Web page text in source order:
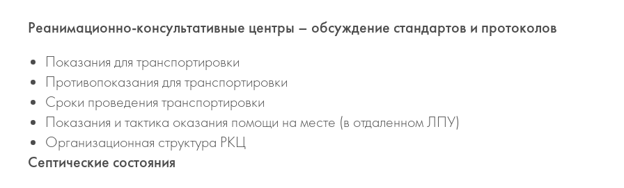
Реанимационно-консультативные центры – обсуждение стандартов и протоколов
Показания для транспортировки
Противопоказания для транспортировки
Сроки проведения транспортировки
Показания и тактика оказания помощи на месте (в отдаленном ЛПУ)
Организационная структура РКЦ
Септические состояния